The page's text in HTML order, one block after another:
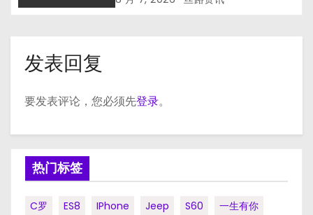
发表回复
要发表评论，您必须先登录。
热门标签
C罗 ES8 IPhone Jeep S60 一生有你